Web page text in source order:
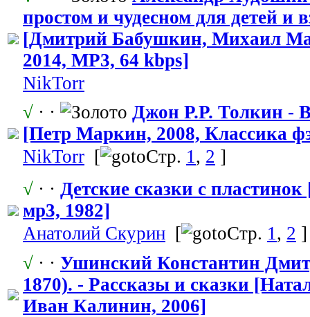
простом и чудесном для детей и
[Дмитрий Бабушкин, Михаил
2014, MP3, 64 kbps]
NikTorr
√ · ·
Джон Р.Р. Толкин -
[Петр Маркин, 2008, Классика
NikTorr [ Стр. 1 , 2 ]
√ · · Детские сказки с
мр3, 1982]
Анатолий Скурин [ Стр. 1 , 2 ]
√ · · Ушинский Константин
1870). - Рассказы и сказки
Иван Калинин, 2006]